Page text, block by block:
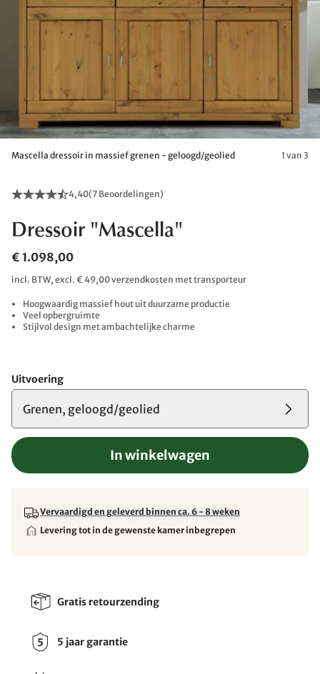
Mascella dressoir in massief grenen - geloogd/geolied 1 van 3
4,40(7 Beoordelingen)
Dressoir "Mascella"
€ 1.098,00
incl. BTW, excl. € 49,00 verzendkosten met transporteur
Hoogwaardig massief hout uit duurzame productie
Veel opbergruimte
Stijlvol design met ambachtelijke charme
Uitvoering
Grenen, geloogd/geolied
In winkelwagen
Vervaardigd en geleverd binnen ca. 6 - 8 weken
Levering tot in de gewenste kamer inbegrepen
Gratis retourzending
5 jaar garantie